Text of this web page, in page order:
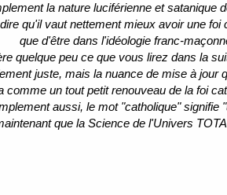
la nature luciférienne et satanique
qu'il vaut nettement mieux avoir une foi
que d'être dans l'idéologie franc-
quelque peu ce que vous lirez dans la
juste, mais la nuance de mise à jour
comme un tout petit renouveau de la foi
aussi, le mot "catholique" signifie
que la Science de l'Univers